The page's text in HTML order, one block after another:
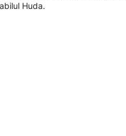
Huda.